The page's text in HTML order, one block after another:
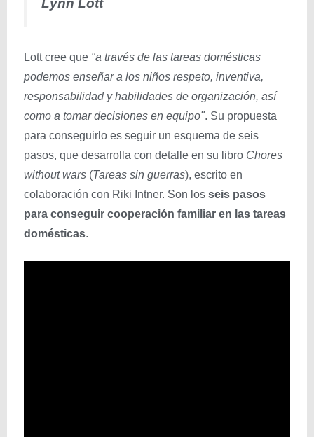
Lynn Lott
Lott cree que "a través de las tareas domésticas
podemos enseñar a los niños respeto, inventiva,
responsabilidad y habilidades de organización, así
como a tomar decisiones en equipo". Su propuesta
para conseguirlo es seguir un esquema de seis
pasos, que desarrolla con detalle en su libro Chores
without wars (Tareas sin guerras), escrito en
colaboración con Riki Intner. Son los seis pasos
para conseguir cooperación familiar en las tareas
domésticas.